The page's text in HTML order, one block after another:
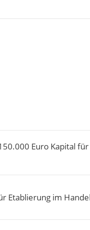
Euro Kapital für
Etablierung im